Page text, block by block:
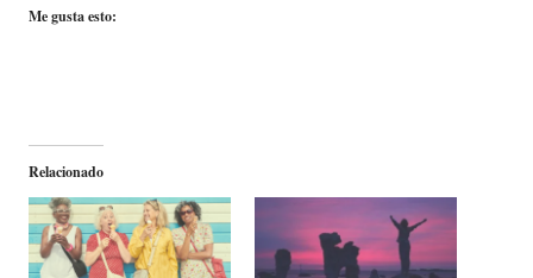
Me gusta esto:
Relacionado